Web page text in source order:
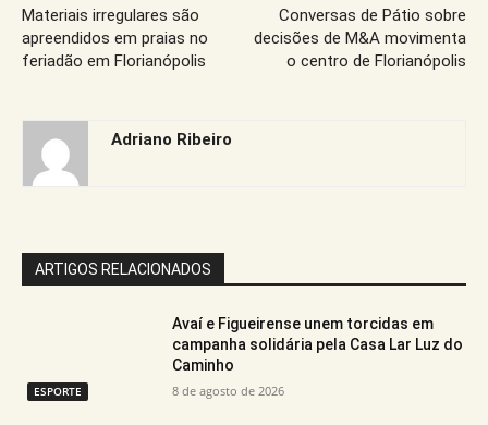
Materiais irregulares são
apreendidos em praias no
feriadão em Florianópolis
Conversas de Pátio sobre
decisões de M&A movimenta
o centro de Florianópolis
Adriano Ribeiro
ARTIGOS RELACIONADOS
ESPORTE
Avaí e Figueirense unem torcidas em
campanha solidária pela Casa Lar Luz do
Caminho
8 de agosto de 2026